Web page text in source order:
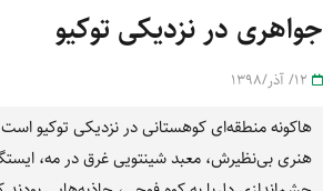
جواهری در نزدیکی توکیو
هاکونه منطقه‌ای کوهستانی در نزدیکی توکیو
هنری بی‌نظیرش، معبد شینتویی غرق در مه،